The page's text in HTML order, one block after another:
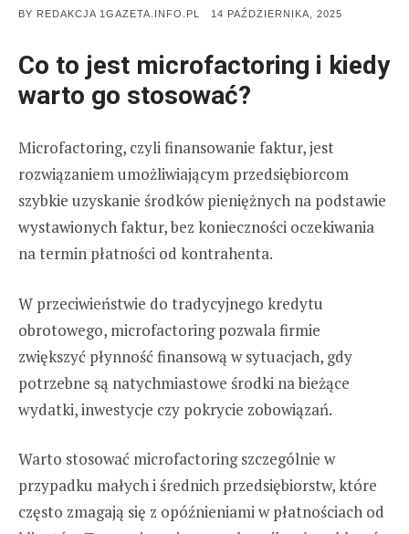
BY REDAKCJA 1GAZETA.INFO.PL
POSTED
14 PAŹDZIERNIKA, 2025
Co to jest microfactoring i kiedy
warto go stosować?
Microfactoring, czyli finansowanie faktur, jest
rozwiązaniem umożliwiającym przedsiębiorcom
szybkie uzyskanie środków pieniężnych na podstawie
wystawionych faktur, bez konieczności oczekiwania
na termin płatności od kontrahenta.
W przeciwieństwie do tradycyjnego kredytu
obrotowego, microfactoring pozwala firmie
zwiększyć płynność finansową w sytuacjach, gdy
potrzebne są natychmiastowe środki na bieżące
wydatki, inwestycje czy pokrycie zobowiązań.
Warto stosować microfactoring szczególnie w
przypadku małych i średnich przedsiębiorstw, które
często zmagają się z opóźnieniami w płatnościach od